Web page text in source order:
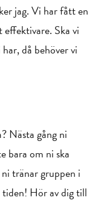
jag. Vi har fått en
Ska vi
då behöver vi
Nästa gång ni
bara om ni ska
tränar gruppen i
tiden! Hör av dig till